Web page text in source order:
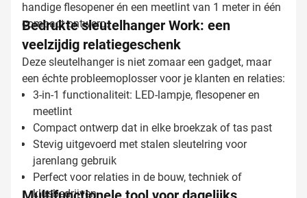
handige flesopener én een meetlint van 1 meter in één
compact ontwerp.
Bedrukte sleutelhanger Work: een
veelzijdig relatiegeschenk
Deze sleutelhanger is niet zomaar een gadget, maar
een échte probleemoplosser voor je klanten en relaties:
3-in-1 functionaliteit: LED-lampje, flesopener en
meetlint
Compact ontwerp dat in elke broekzak of tas past
Stevig uitgevoerd met stalen sleutelring voor
jarenlang gebruik
Perfect voor relaties in de bouw, techniek of
klusbedrijven